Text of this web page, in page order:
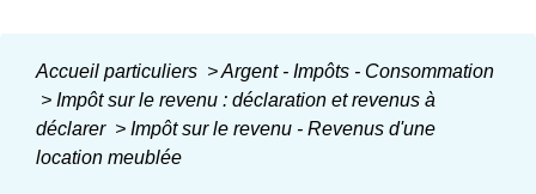
Accueil particuliers >Argent - Impôts - Consommation
> Impôt sur le revenu : déclaration et revenus à
déclarer > Impôt sur le revenu - Revenus d'une
location meublée